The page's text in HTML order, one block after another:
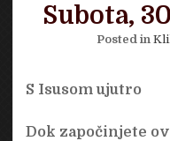
Subota,
Posted in
S Isusom ujutro
Dok započinjete